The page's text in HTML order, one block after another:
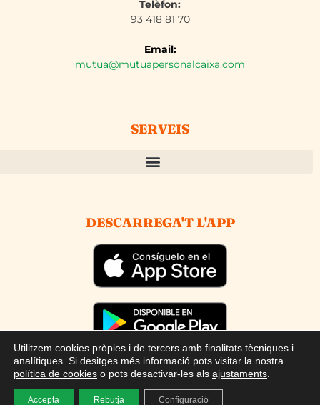
Telèfon:
93 418 81 70
Email:
mutua@mutuapersonalcaixa.com
SERVEIS
DESCARREGA'T L'APP
2019 © Mútua del Personal de la Caixa | Tots els drets
reservats.Avís legal–Política de privacitat–Política de
cookies–Canal Intern d’Informació
Utilitzem cookies pròpies i de tercers amb finalitats tècniques i
analítiques. Si desitges més informació pots visitar la nostra
política de cookies o pots desactivar-les als ajustaments
Accepta Rebutja Configuració